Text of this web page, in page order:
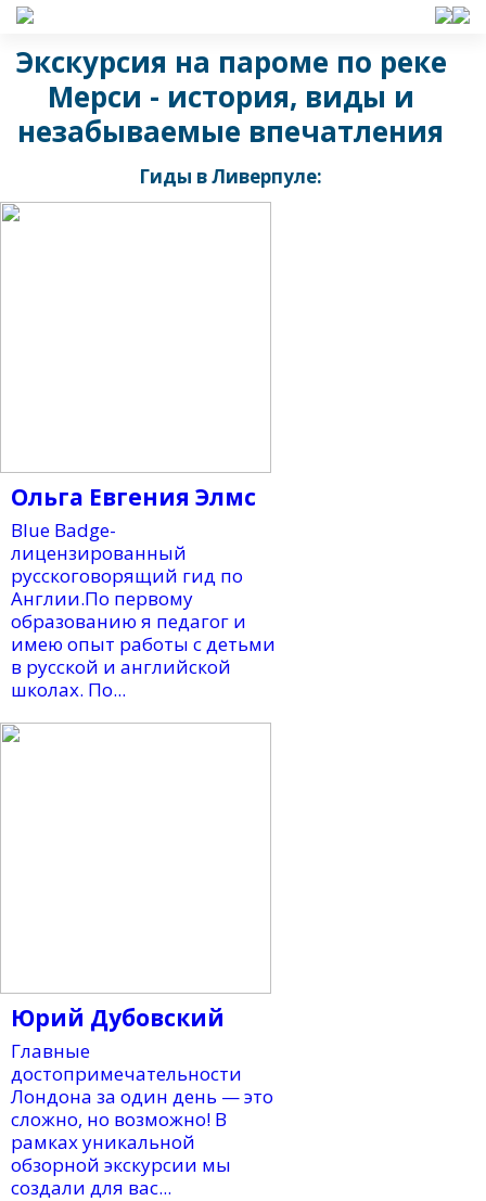
Экскурсия на пароме по реке
Мерси - история, виды и
незабываемые впечатления
Гиды в Ливерпуле:
Ольга Евгения Элмс
Blue Badge-
лицензированный
русскоговорящий гид по
Англии.По первому
образованию я педагог и
имею опыт работы с детьми
в русской и английской
школах. По...
Юрий Дубовский
Главные
достопримечательности
Лондона за один день — это
сложно, но возможно! В
рамках уникальной
обзорной экскурсии мы
создали для вас...